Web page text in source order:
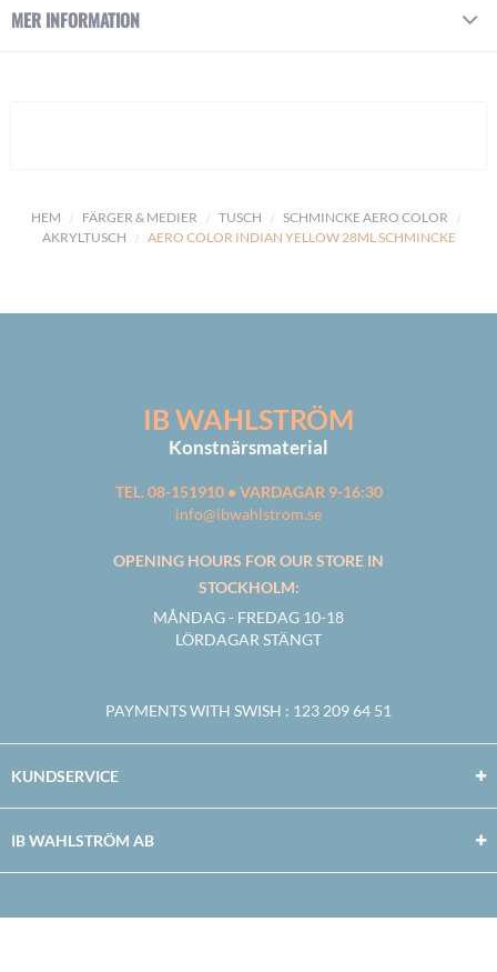
HEM FÄRGER & MEDIER TUSCH
SCHMINCKE AERO COLOR
AKRYLTUSCH
AERO COLOR INDIAN YELLOW 28ML SCHMINCKE
MER INFORMATION
IB WAHLSTRÖM
Konstnärsmaterial
TEL. 08-151910 • VARDAGAR 9-16:30
info@ibwahlstrom.se
OPENING HOURS FOR OUR STORE IN
STOCKHOLM:
MÅNDAG - FREDAG 10-18
LÖRDAGAR STÄNGT
PAYMENTS WITH SWISH : 123 209 64 51
KUNDSERVICE
IB WAHLSTRÖM AB
Facebook
TwitterYoutubeInstagram